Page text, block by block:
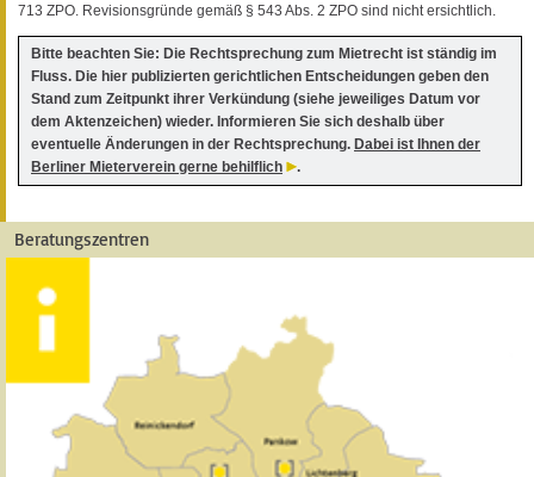
713 ZPO. Revisionsgründe gemäß § 543 Abs. 2 ZPO sind nicht ersichtlich.
Bitte beachten Sie: Die Rechtsprechung zum Mietrecht ist ständig im
Fluss. Die hier publizierten gerichtlichen Entscheidungen geben den
Stand zum Zeitpunkt ihrer Verkündung (siehe jeweiliges Datum vor
dem Aktenzeichen) wieder. Informieren Sie sich deshalb über
eventuelle Änderungen in der Rechtsprechung. Dabei ist Ihnen der
Berliner Mieterverein gerne behilflich
.
Beratungszentren